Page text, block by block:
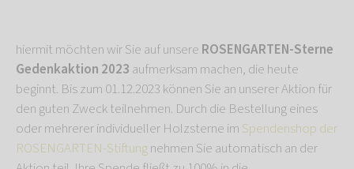
hiermit möchten wir Sie auf unsere ROSENGARTEN-Sterne
Gedenkaktion 2023 aufmerksam machen, die heute
beginnt. Bis zum 01.12.2023 können Sie an unserer Aktion für
den guten Zweck teilnehmen. Durch die Bestellung eines
oder mehrerer individueller Holzsterne im Spendenshop der
ROSENGARTEN-Stiftungnehmen Sie automatisch an der